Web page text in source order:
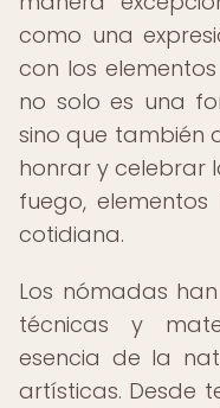
como una
con los
no solo es una
sino que también
honrar y celebrar
fuego,
cotidiana.
Los nómadas
técnicas y
esencia de la
artísticas. Desde